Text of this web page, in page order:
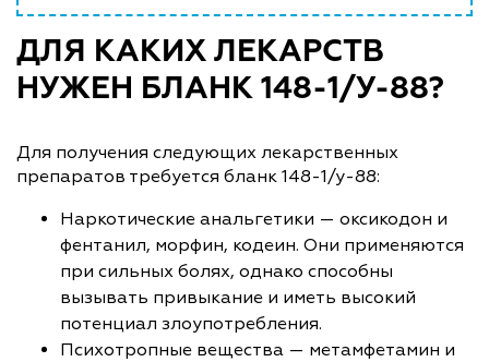
ДЛЯ КАКИХ ЛЕКАРСТВ
НУЖЕН БЛАНК 148-1/У-88?
Для получения следующих лекарственных
препаратов требуется бланк 148-1/у-88:
Наркотические анальгетики — оксикодон и
фентанил, морфин, кодеин. Они применяются
при сильных болях, однако способны
вызывать привыкание и иметь высокий
потенциал злоупотребления.
Психотропные вещества — метамфетамин и